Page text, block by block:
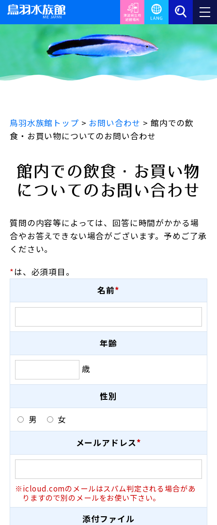
鳥羽水族館トップ > お問い合わせ > 館内での飲
食・お買い物についてのお問い合わせ
館内での飲食・お買い物
についてのお問い合わせ
質問の内容等によっては、回答に時間がかかる場
合やお答えできない場合がございます。予めご了承
ください。
*は、必須項目。
名前*
年齢
歳
性別
男
女
メールアドレス*
※icloud.comのメールはスパム判定される場合があ
りますので別のメールをお使い下さい。
添付ファイル